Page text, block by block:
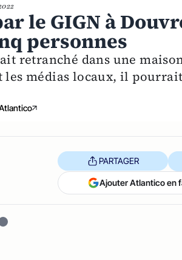
le GIGN à
personnes
retranché dans une
les médias locaux, il
PARTAGER
Ajouter Atlantico en